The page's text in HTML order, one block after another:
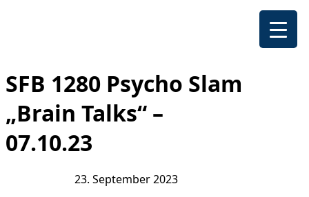
SFB 1280 Psycho Slam
„Brain Talks“ –
07.10.23
23. September 2023